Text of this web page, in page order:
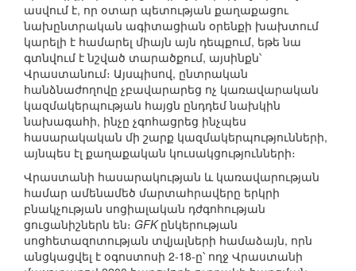
ասվում է, որ օտար պետության քաղաքացու
նախընտրական ագիտացիան օրենքի խախտում
կարելի է համարել միայն այն դեպքում, եթե նա
գտնվում է նշված տարածքում, այսինքն՝
Վրաստանում։ Այսպիսով, ընտրական
հանձնաժողովը չբավարարեց ոչ կառավարական
կազմակերպության հայցն ընդդեմ նախկին
նախագահի, ինչը չգոհացրեց ինչպես
հասարակական մի շարք կազմակերպությունների,
այնպես էլ քաղաքական կուսակցությունների։
Վրաստանի հասարակության և կառավարության
համար ամենամեծ մարտահրավերը երկրի
բնակչության սոցիալական դժգոհության
ցուցանիշներն են։ GFKընկերության
սոցհետազոտության տվյալների համաձայն, որն
անցկացվել է օգոստոսի 2-18-ը՝ ողջ Վրաստանի